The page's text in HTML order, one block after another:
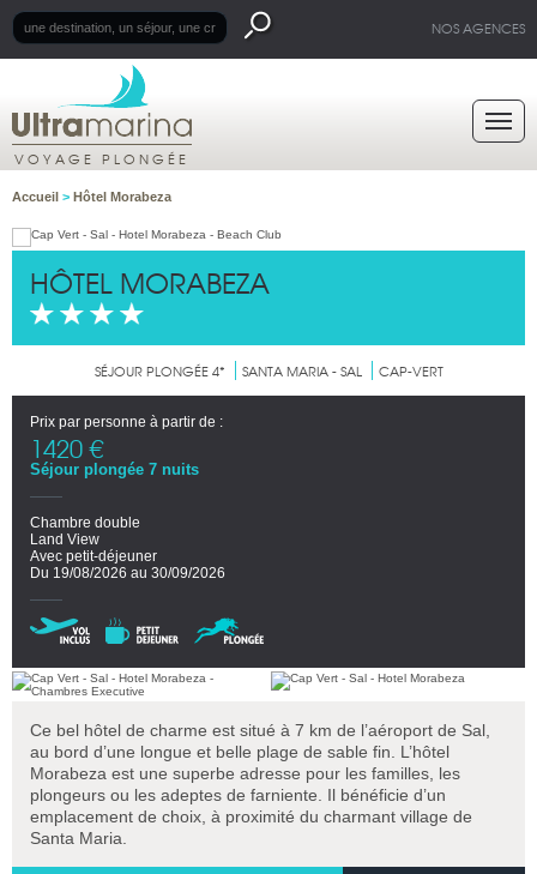
NOS AGENCES
VOYAGE PLONGÉE
Accueil > Hôtel Morabeza
HÔTEL MORABEZA
SÉJOUR PLONGÉE 4* SANTA MARIA - SAL CAP-VERT
Prix par personne à partir de :
1420 €
Séjour plongée 7 nuits
Chambre double
Land View
Avec petit-déjeuner
Du 19/08/2026 au 30/09/2026
Ce bel hôtel de charme est situé à 7 km de l’aéroport de Sal,
au bord d’une longue et belle plage de sable fin. L’hôtel
Morabeza est une superbe adresse pour les familles, les
plongeurs ou les adeptes de farniente. Il bénéficie d’un
emplacement de choix, à proximité du charmant village de
Santa Maria.